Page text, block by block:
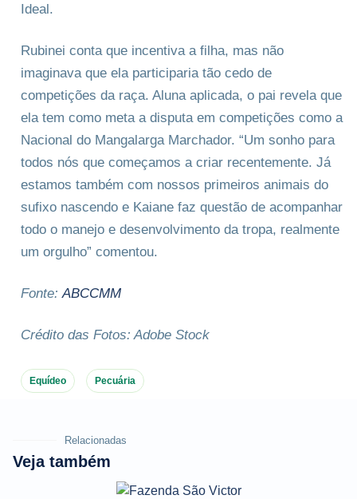
Ideal.
Rubinei conta que incentiva a filha, mas não
imaginava que ela participaria tão cedo de
competições da raça. Aluna aplicada, o pai revela que
ela tem como meta a disputa em competições como a
Nacional do Mangalarga Marchador. “Um sonho para
todos nós que começamos a criar recentemente. Já
estamos também com nossos primeiros animais do
sufixo nascendo e Kaiane faz questão de acompanhar
todo o manejo e desenvolvimento da tropa, realmente
um orgulho” comentou.
Fonte: ABCCMM
Crédito das Fotos: Adobe Stock
Equídeo Pecuária
Relacionadas
Veja também